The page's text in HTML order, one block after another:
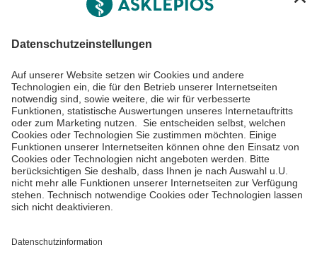
Impressum